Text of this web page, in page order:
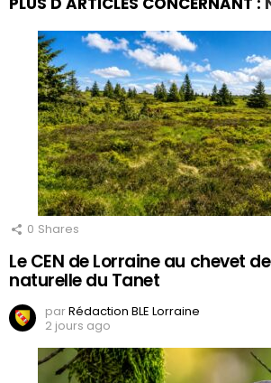
0 Shares
Le CEN de Lorraine au chevet
naturelle du Tanet
parRédaction BLE Lorraine
2 jours ago